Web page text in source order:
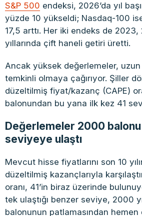
S&P 500 endeksi, 2026’da yıl
yüzde 10 yükseldi; Nasdaq-100
17,5 arttı. Her iki endeks de
yıllarında çift haneli getiri üretti.
Ancak yüksek değerlemeler, uzun
temkinli olmaya çağırıyor. Şiller
düzeltilmiş fiyat/kazanç (CAPE)
balonundan bu yana ilk kez 41
Değerlemeler 2000
seviyeye ulaştı
Mevcut hisse fiyatlarını son 10
düzeltilmiş kazançlarıyla
oranı, 41’in biraz üzerinde
tek ulaştığı benzer seviye, 2000
balonunun patlamasından hemen